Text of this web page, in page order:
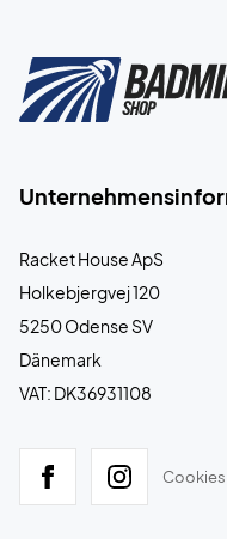
Racket House ApS
Holkebjergvej 120
5250 Odense SV
Dänemark
VAT: DK36931108
Cookies